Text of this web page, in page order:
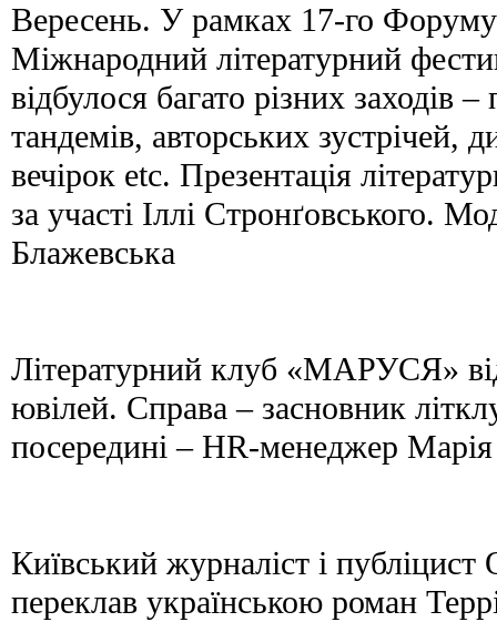
Вересень. У рамках 17-го Форуму
Міжнародний літературний
відбулося багато різних заходів
тандемів, авторських зустрічей,
вечірок etc. Презентація
за участі Іллі Стронґовського.
Блажевська
Літературний клуб «МАРУСЯ»
ювілей. Справа – засновник
посередині – HR-менеджер
Київський журналіст і
переклав українською роман